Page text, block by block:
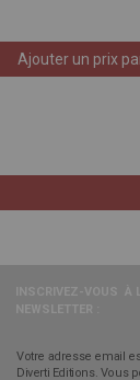
Ajouter un prix
Votre adresse email
Diverti Editions. Vous